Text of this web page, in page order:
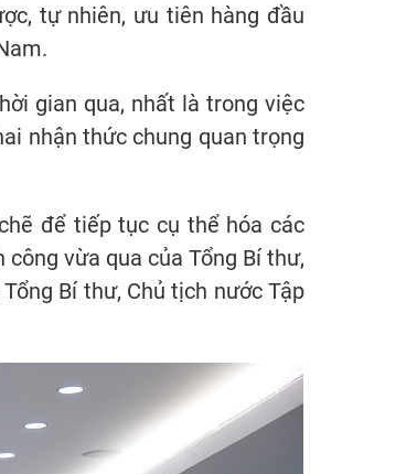
tự nhiên, ưu tiên hàng đầu
gian qua, nhất là trong việc
nhận thức chung quan trọng
để tiếp tục cụ thể hóa các
vừa qua của Tổng Bí thư,
Bí thư, Chủ tịch nước Tập